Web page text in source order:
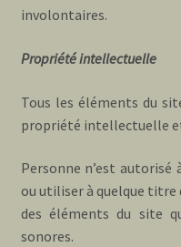
involontaires.
Propriété intellectuelle
Tous les éléments du
propriété intellectuelle et
Personne n’est autorisé
ou utiliser à quelque
des éléments du site
sonores.